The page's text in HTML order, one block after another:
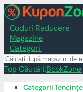
Coduri Reducere
Magazine
Categorii
Top Căutări:BookZone,
Skip
Categorii Tendințe